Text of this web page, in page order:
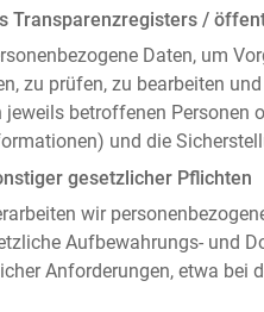
Transparenzregisters /
Daten, um
zu prüfen, zu bearbeiten
jeweils betroffenen
und die
gesetzlicher Pflichten
wir
Aufbewahrungs- und
Anforderungen, etwa bei